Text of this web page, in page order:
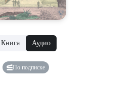
Книга Аудио
По подписке